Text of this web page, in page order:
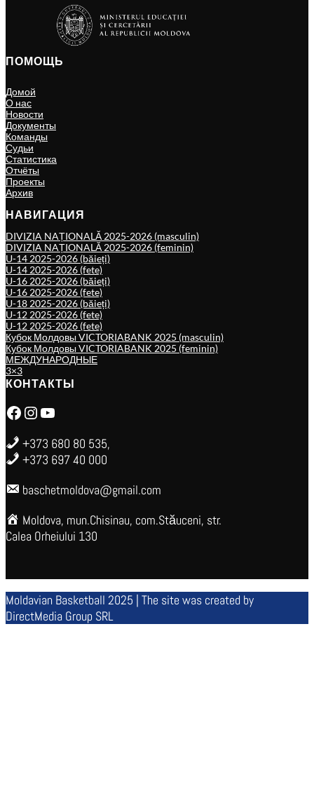
ПОМОЩЬ
Домой
О нас
Новости
Документы
Команды
Судьи
Статистика
Отчёты
Проекты
Архив
НАВИГАЦИЯ
DIVIZIA NAȚIONALĂ 2025-2026 (masculin)
DIVIZIA NAȚIONALĂ 2025-2026 (feminin)
U-14 2025-2026 (băieți)
U-14 2025-2026 (fete)
U-16 2025-2026 (băieți)
U-16 2025-2026 (fete)
U-18 2025-2026 (băieți)
U-12 2025-2026 (fete)
U-12 2025-2026 (fete)
Кубок Молдовы VICTORIABANK 2025 (masculin)
Кубок Молдовы VICTORIABANK 2025 (feminin)
МЕЖДУНАРОДНЫЕ
3×3
КОНТАКТЫ
Facebook Instagram YouTube
+373 680 80 535,
+373 697 40 000
baschetmoldova@gmail.com
Moldova, mun.Chisinau, com.Stăuceni, str.
Calea Orheiului 130
Moldavian Basketball 2025 | The site was created by
DirectMedia Group SRL